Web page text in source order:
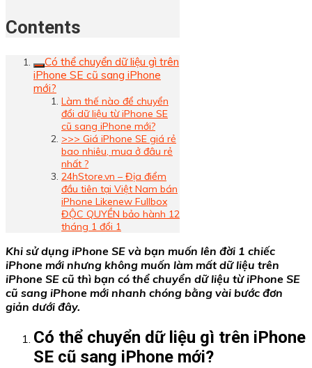
Contents
Có thể chuyển dữ liệu gì trên
iPhone SE cũ sang iPhone
mới?
Làm thế nào để chuyển
đổi dữ liệu từ iPhone SE
cũ sang iPhone mới?
>>> Giá iPhone SE giá rẻ
bao nhiêu, mua ở đâu rẻ
nhất ?
24hStore.vn – Địa điểm
đầu tiên tại Việt Nam bán
iPhone Likenew Fullbox
ĐỘC QUYỀN bảo hành 12
tháng 1 đổi 1
Khi sử dụng iPhone SE và bạn muốn lên đời 1 chiếc
iPhone mới nhưng không muốn làm mất dữ liệu trên
iPhone SE cũ thì bạn có thể chuyển dữ liệu từ iPhone SE
cũ sang iPhone mới nhanh chóng bằng vài bước đơn
giản dưới đây.
Có thể chuyển dữ liệu gì trên iPhone
SE cũ sang iPhone mới?